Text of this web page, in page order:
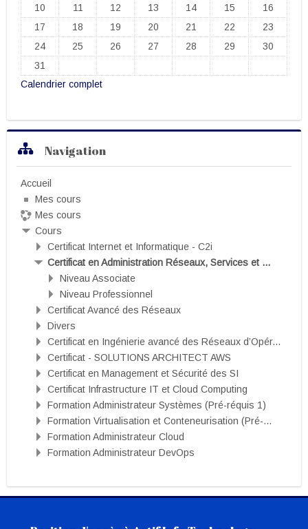
Aucun événement, lundi 10 août
10 Aucun événement, mardi 11 août
11 Aucun événement, mercredi 12 août
12 Aucun événement, jeudi 13 août
13 Aucun événement,
14 Aucun
15 Aucun
16
Aucun événement, lundi 17 août
17 Aucun événement, mardi 18 août
18 Aucun événement, mercredi 19 août
19 Aucun événement, jeudi 20 août
20 Aucun événement,
21 Aucun
22 Aucun
23
Aucun événement, lundi 24 août
24 Aucun événement, mardi 25 août
25 Aucun événement, mercredi 26 août
26 Aucun événement, jeudi 27 août
27 Aucun événement,
28 Aucun
29 Aucun
30
Aucun événement, lundi 31 août
31
Calendrier complet
Navigation
Accueil
Mes cours
Mes cours
Cours
Certificat Internet et Informatique - C2i
Certificat en Administration Réseaux, Services et ...
Niveau Associate
Niveau Professionnel
Certificat Avancé des Réseaux
Divers
Certificat en Ingénierie avancé des Réseaux d’Opér...
Certificat - SOLUTIONS ARCHITECT AWS
Certificat en Management et Sécurité des SI
Certificat Infrastructure IT et Cloud Computing
Formation Administrateur Systèmes (Pré-réquis 1)
Formation Virtualisation et Conteneurisation (Pré-...
Formation Administrateur Cloud
Formation Administrateur DevOps